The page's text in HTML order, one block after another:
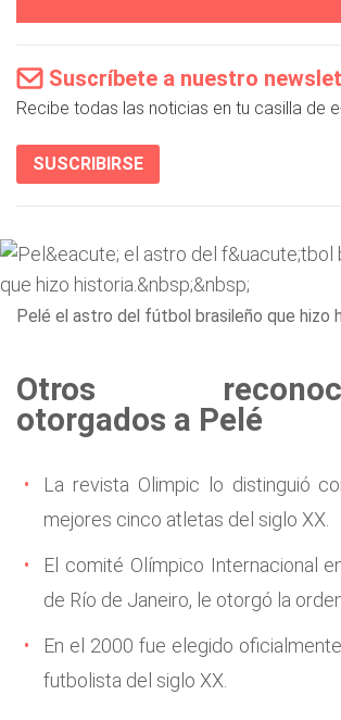
Suscríbete a nuestro
Recibe todas las noticias en tu casilla de
SUSCRIBIRSE
Pelé el astro del fútbol brasileño que hizo
Otros
otorgados a Pelé
La revista Olimpic lo distinguió
mejores cinco atletas del siglo XX.
El comité Olímpico Internacional
de Río de Janeiro, le otorgó la
En el 2000 fue elegido
futbolista del siglo XX.